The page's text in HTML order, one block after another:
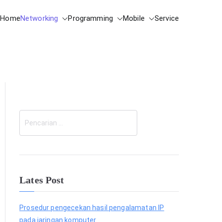
HomeNetworking Programming Mobile Service
i
Lates Post
Prosedur pengecekan hasil pengalamatan IP
pada jaringan komputer